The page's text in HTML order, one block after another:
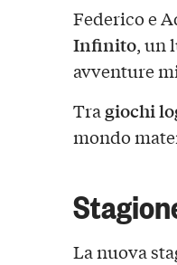
Federico e
Infinito, un
avventure
Tra giochi
mondo
La nuova